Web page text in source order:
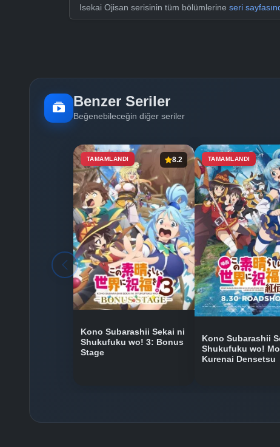
Isekai Ojisan serisinin tüm bölümlerine seri
Benzer Seriler
Beğenebileceğin diğer seriler
TAMAMLANDI 8.2
Kono Subarashii Sekai ni
Shukufuku wo! 3: Bonus
Stage
TAMAMLANDI
Kono Subarashii
Shukufuku wo!
Kurenai Densetsu